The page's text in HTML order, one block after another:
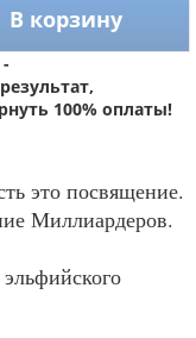
В корзину
100% оплаты!
это посвящение.
Миллиардеров.